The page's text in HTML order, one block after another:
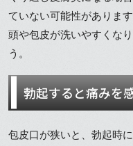
ていない可能性がありま
頭や包皮が洗いやすくな
う。
勃起すると痛みを
包皮口が狭いと、勃起時